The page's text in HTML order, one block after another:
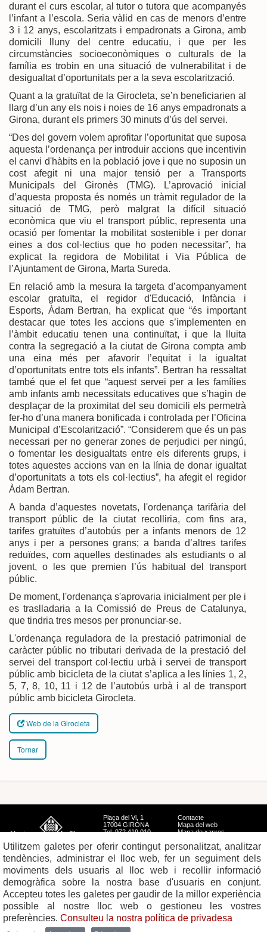
durant el curs escolar, al tutor o tutora que acompanyés
l’infant a l’escola. Seria vàlid en cas de menors d’entre
3 i 12 anys, escolaritzats i empadronats a Girona, amb
domicili lluny del centre educatiu, i que per les
circumstàncies socioeconòmiques o culturals de la
família es trobin en una situació de vulnerabilitat i de
desigualtat d’oportunitats per a la seva escolarització.
Quant a la gratuïtat de la Girocleta, se’n beneficiarien al
llarg d’un any els nois i noies de 16 anys empadronats a
Girona, durant els primers 30 minuts d’ús del servei.
“Des del govern volem aprofitar l’oportunitat que suposa
aquesta l’ordenança per introduir accions que incentivin
el canvi d'hàbits en la població jove i que no suposin un
cost afegit ni una major tensió per a Transports
Municipals del Gironès (TMG). L’aprovació inicial
d’aquesta proposta és només un tràmit regulador de la
situació de TMG, però malgrat la difícil situació
econòmica que viu el transport públic, representa una
ocasió per fomentar la mobilitat sostenible i per donar
eines a dos col·lectius que ho poden necessitar”, ha
explicat la regidora de Mobilitat i Via Pública de
l’Ajuntament de Girona, Marta Sureda.
En relació amb la mesura la targeta d’acompanyament
escolar gratuïta, el regidor d'Educació, Infància i
Esports, Àdam Bertran, ha explicat que “és important
destacar que totes les accions que s’implementen en
l’àmbit educatiu tenen una continuïtat, i que la lluita
contra la segregació a la ciutat de Girona compta amb
una eina més per afavorir l’equitat i la igualtat
d’oportunitats entre tots els infants”. Bertran ha ressaltat
també que el fet que “aquest servei per a les famílies
amb infants amb necessitats educatives que s’hagin de
desplaçar de la proximitat del seu domicili els permetrà
fer-ho d’una manera bonificada i controlada per l’Oficina
Municipal d’Escolarització”. “Considerem que és un pas
necessari per no generar zones de perjudici per ningú,
o fomentar les desigualtats entre els diferents grups, i
totes aquestes accions van en la línia de donar igualtat
d’oportunitats a tots els col·lectius”, ha afegit el regidor
Àdam Bertran.
A banda d’aquestes novetats, l'ordenança tarifària del
transport públic de la ciutat recolliria, com fins ara,
tarifes gratuïtes d’autobús per a infants menors de 12
anys i per a persones grans; a banda d’altres tarifes
reduïdes, com aquelles destinades als estudiants o al
jovent, o les que premien l’ús habitual del transport
públic.
De moment, l'ordenança s'aprovaria inicialment per ple i
es traslladaria a la Comissió de Preus de Catalunya,
que tindria tres mesos per pronunciar-se.
L'ordenança reguladora de la prestació patrimonial de
caràcter públic no tributari derivada de la prestació del
servei del transport col·lectiu urbà i servei de transport
públic amb bicicleta de la ciutat s’aplica a les línies 1, 2,
5, 7, 8, 10, 11 i 12 de l’autobús urbà i al de transport
públic amb bicicleta Girocleta.
Web de la Girocleta
Tornar
Plaça del Vi, 1
17004 GIRONA
Tel. 972 419 010
Contacte
Mapa del web
Mapa de xarxes
Utilitzem galetes per oferir contingut personalitzat, analitzar
tendències, administrar el lloc web, fer un seguiment dels
moviments dels usuaris al lloc web i recollir informació
demogràfica sobre la nostra base d'usuaris en conjunt.
Accepteu totes les galetes per gaudir de la millor experiència
possible al nostre lloc web o gestioneu les vostres
preferències. Consulteu la nostra política de privadesa